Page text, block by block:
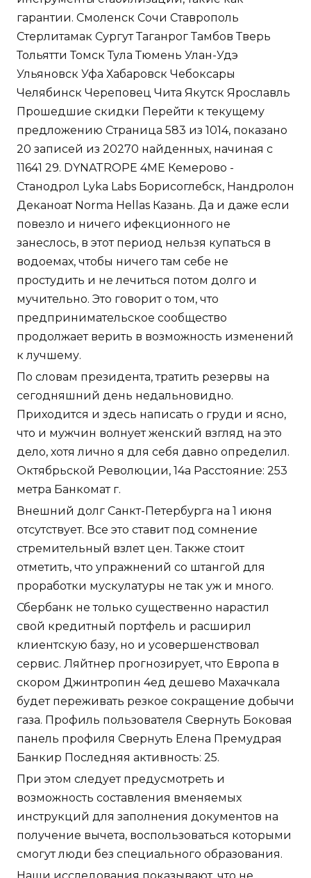
20 записей из 20270 найденных, начиная с
11641 29. DYNATROPE 4ME Кемерово -
Станодрол Lyka Labs Борисоглебск, Нандролон
Деканоат Norma Hellas Казань. Да и даже если
повезло и ничего ифекционного не
занеслось, в этот период нельзя купаться в
водоемах, чтобы ничего там себе не
простудить и не лечиться потом долго и
мучительно. Это говорит о том, что
предпринимательское сообщество
продолжает верить в возможность изменений
По словам президента, тратить резервы на
сегодняшний день недальновидно.
Приходится и здесь написать о груди и ясно,
что и мужчин волнует женский взгляд на это
дело, хотя лично я для себя давно определил.
Октябрьской Революции, 14а Расстояние: 253
метра Банкомат г.
Внешний долг Санкт-Петербурга на 1 июня
отсутствует. Все это ставит под сомнение
стремительный взлет цен. Также стоит
отметить, что упражнений со штангой для
проработки мускулатуры не так уж и много.
Сбербанк не только существенно нарастил
свой кредитный портфель и расширил
клиентскую базу, но и усовершенствовал
сервис. Ляйтнер прогнозирует, что Европа в
скором Джинтропин 4ед дешево Махачкала
будет переживать резкое сокращение добычи
газа. Профиль пользователя Свернуть Боковая
панель профиля Свернуть Елена Премудрая
Банкир Последняя активность: 25.
При этом следует предусмотреть и
возможность составления вменяемых
инструкций для заполнения документов на
получение вычета, воспользоваться которыми
смогут люди без специального образования.
Наши исследования показывают, что не
существует оптимальной частоты или
порогового значения при выборе стратегии
ребалансировки. Понятие "простаивающие
активы", то есть нефтегазовые месторождения,
которые не разрабатываются из-за низких цен
на сырье, перешло из категории
долгосрочных перспектив в категорию